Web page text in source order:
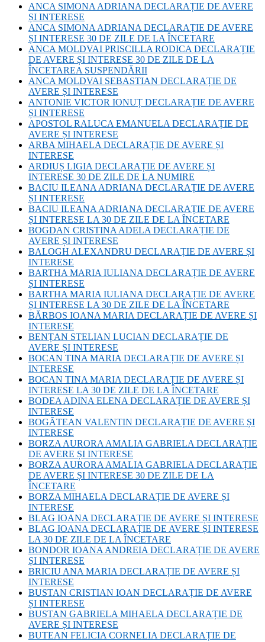
ANCA SIMONA ADRIANA DECLARAȚIE DE AVERE
ȘI INTERESE
ANCA SIMONA ADRIANA DECLARAȚIE DE AVERE
ȘI INTERESE 30 DE ZILE DE LA ÎNCETARE
ANCA MOLDVAI PRISCILLA RODICA DECLARAȚIE
DE AVERE ȘI INTERESE 30 DE ZILE DE LA
ÎNCETAREA SUSPENDĂRII
ANCA MOLDVAI SEBASTIAN DECLARAȚIE DE
AVERE ȘI INTERESE
ANTONIE VICTOR IONUȚ DECLARAȚIE DE AVERE
ȘI INTERESE
APOSTOL RALUCA EMANUELA DECLARAȚIE DE
AVERE ȘI INTERESE
ARBA MIHAELA DECLARAȚIE DE AVERE ȘI
INTERESE
ARDIUȘ LIGIA DECLARAȚIE DE AVERE ȘI
INTERESE 30 DE ZILE DE LA NUMIRE
BACIU ILEANA ADRIANA DECLARAȚIE DE AVERE
ȘI INTERESE
BACIU ILEANA ADRIANA DECLARAȚIE DE AVERE
ȘI INTERESE LA 30 DE ZILE DE LA ÎNCETARE
BOGDAN CRISTINA ADELA DECLARAȚIE DE
AVERE ȘI INTERESE
BALOGH ALEXANDRU DECLARAȚIE DE AVERE ȘI
INTERESE
BARTHA MARIA IULIANA DECLARAȚIE DE AVERE
ȘI INTERESE
BARTHA MARIA IULIANA DECLARAȚIE DE AVERE
ȘI INTERESE LA 30 DE ZILE DE LA ÎNCETARE
BĂRBOS IOANA MARIA DECLARAȚIE DE AVERE ȘI
INTERESE
BENȚAN STELIAN LUCIAN DECLARAȚIE DE
AVERE ȘI INTERESE
BOCAN TINA MARIA DECLARAȚIE DE AVERE ȘI
INTERESE
BOCAN TINA MARIA DECLARAȚIE DE AVERE ȘI
INTERESE LA 30 DE ZILE DE LA ÎNCETARE
BODEA ADINA ELENA DECLARAȚIE DE AVERE ȘI
INTERESE
BOGĂTEAN VALENTIN DECLARAȚIE DE AVERE ȘI
INTERESE
BORZA AURORA AMALIA GABRIELA DECLARAȚIE
DE AVERE ȘI INTERESE
BORZA AURORA AMALIA GABRIELA DECLARAȚIE
DE AVERE ȘI INTERESE 30 DE ZILE DE LA
ÎNCETARE
BORZA MIHAELA DECLARAȚIE DE AVERE ȘI
INTERESE
BLAG IOANA DECLARAȚIE DE AVERE ȘI INTERESE
BLAG IOANA DECLARAȚIE DE AVERE ȘI INTERESE
LA 30 DE ZILE DE LA ÎNCETARE
BONDOR IOANA ANDREIA DECLARAȚIE DE AVERE
ȘI INTERESE
BRICIU ANA MARIA DECLARAȚIE DE AVERE ȘI
INTERESE
BUSTAN CRISTIAN IOAN DECLARAȚIE DE AVERE
ȘI INTERESE
BUSTAN GABRIELA MIHAELA DECLARAȚIE DE
AVERE ȘI INTERESE
BUTEAN FELICIA CORNELIA DECLARAȚIE DE